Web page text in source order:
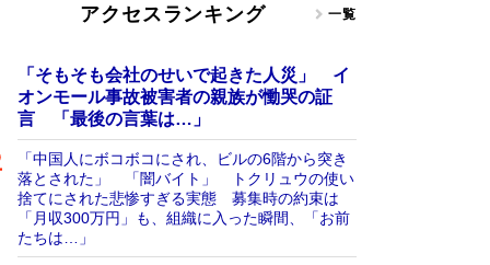
アクセスランキング 一覧
「そもそも会社のせいで起きた人災」 イ
オンモール事故被害者の親族が慟哭の証
言 「最後の言葉は…」
「中国人にボコボコにされ、ビルの6階から突き
落とされた」 「闇バイト」 トクリュウの使い
捨てにされた悲惨すぎる実態 募集時の約束は
「月収300万円」も、組織に入った瞬間、「お前
たちは…」